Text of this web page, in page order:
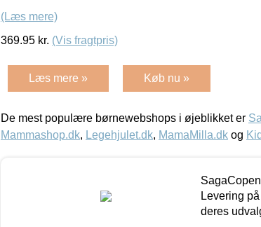
(Læs mere)
369.95 kr. (Vis fragtpris)
Læs mere » Køb nu »
De mest populære børnewebshops i øjeblikket er
Mammashop.dk, Legehjulet.dk, MamaMilla.dk og
Levering
deres